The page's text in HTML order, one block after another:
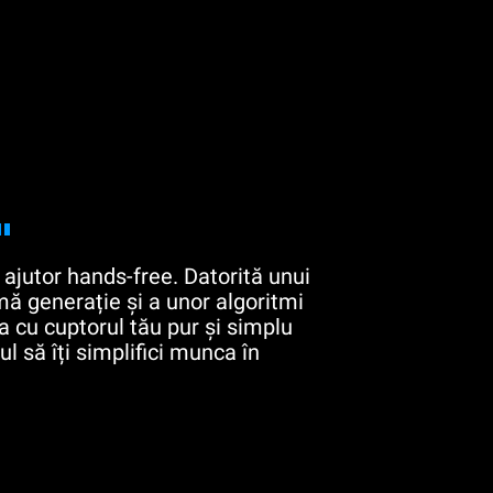
ajutor hands-free. Datorită unui
generație și a unor algoritmi
cu cuptorul tău pur și simplu
să îți simplifici munca în